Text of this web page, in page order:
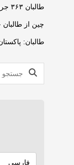
طالبان ۳۶۳ جریب زمین در ننگرهار را دولتی اعلام کرد
چین از
طالبان: